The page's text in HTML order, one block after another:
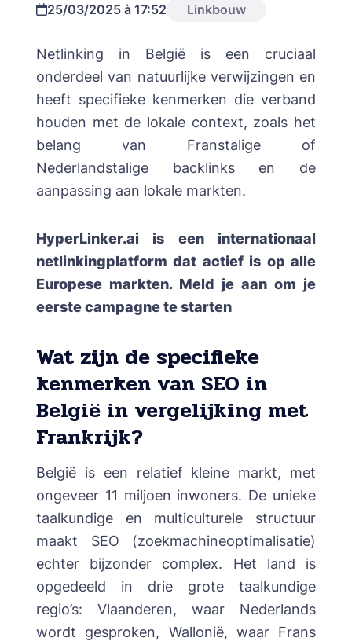
25/03/2025 à 17:52
Linkbouw
Netlinking in België is een cruciaal
onderdeel van natuurlijke verwijzingen en
heeft specifieke kenmerken die verband
houden met de lokale context, zoals het
belang van Franstalige of
Nederlandstalige backlinks en de
aanpassing aan lokale markten.
HyperLinker.ai is een internationaal
netlinkingplatform dat actief is op alle
Europese markten. Meld je aan om je
eerste campagne te starten
Wat zijn de specifieke
kenmerken van SEO in
België in vergelijking met
Frankrijk?
België is een relatief kleine markt, met
ongeveer 11 miljoen inwoners. De unieke
taalkundige en multiculturele structuur
maakt SEO (zoekmachineoptimalisatie)
echter bijzonder complex. Het land is
opgedeeld in drie grote taalkundige
regio’s: Vlaanderen, waar Nederlands
wordt gesproken, Wallonië, waar Frans